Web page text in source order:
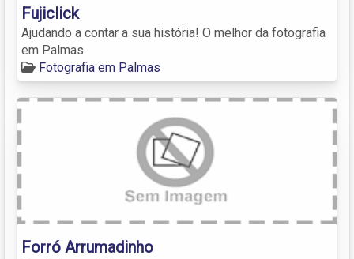
Fujiclick
Ajudando a contar a sua história! O melhor da fotografia
em Palmas.
Fotografia em Palmas
Forró Arrumadinho